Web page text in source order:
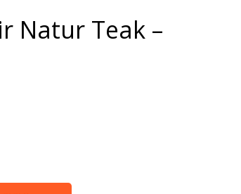
Natur Teak –